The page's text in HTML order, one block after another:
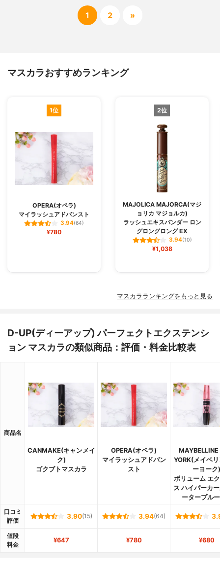
1 2 »
マスカラおすすめランキング
1位
OPERA(オペラ)
マイラッシュアドバンスト
3.94(64)
¥780
2位
MAJOLICA MAJORCA(マジ
ョリカ マジョルカ)
ラッシュエキスパンダー ロン
グロングロング EX
3.94(10)
¥1,038
マスカラランキングをもっと見る
D-UP(ディーアップ) パーフェクトエクステンシ
ョン マスカラの類似商品：評価・料金比較表
商品名
CANMAKE(キャンメイ
ク)
ゴクブトマスカラ
OPERA(オペラ)
マイラッシュアドバン
スト
MAYBELLINE
YORK(メイベ
ーヨーク)
ボリューム エ
ス ハイパーカ
ータープル
口コミ
評価
3.90(15) 3.94(64)
値段
料金
¥647 ¥780 ¥680